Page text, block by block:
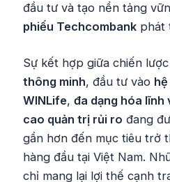
đầu tư và tạo nền tảng
phiếu Techcombank phát
Sự kết hợp giữa chiến lược
thông minh, đầu tư vào
WINLife,đa dạng hóa lĩnh
cao quản trị rủi ro đang
gần hơn đến mục tiêu trở
hàng đầu tại Việt Nam.
chỉ mang lại lợi thế cạnh